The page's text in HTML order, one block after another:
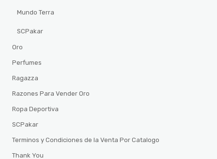
Mundo Terra
SCPakar
Oro
Perfumes
Ragazza
Razones Para Vender Oro
Ropa Deportiva
SCPakar
Terminos y Condiciones de la Venta Por Catalogo
Thank You